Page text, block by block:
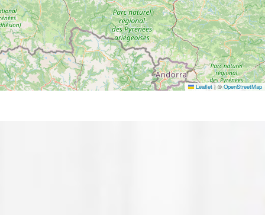
Leaflet |©OpenStreetMap